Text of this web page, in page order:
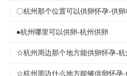
〇杭州那个位置可以供卵怀孕-供卵
●杭州哪里可以供卵-杭州供卵
☆杭州周边那个地方能供卵怀孕-杭
☆杭州周边什么地方能够供卵怀孕-